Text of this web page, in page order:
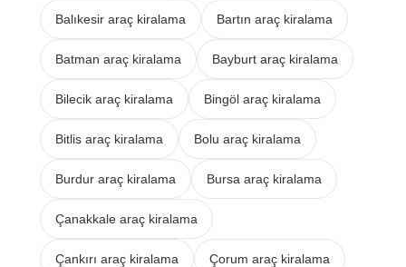
Balıkesir araç kiralama Bartın araç kiralama
Batman araç kiralama Bayburt araç kiralama
Bilecik araç kiralama Bingöl araç kiralama
Bitlis araç kiralama Bolu araç kiralama
Burdur araç kiralama Bursa araç kiralama
Çanakkale araç kiralama
Çankırı araç kiralama Çorum araç kiralama